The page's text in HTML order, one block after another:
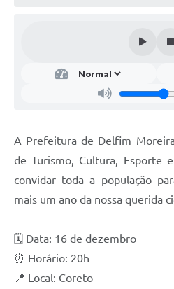
Requerimento
Arquivos para Download
A Prefeitura de Delfim
de Turismo, Cultura, Esporte
convidar toda a população
mais um ano da nossa querida
🗓 Data: 16 de dezembro
⏰ Horário: 20h
📍 Local: Coreto